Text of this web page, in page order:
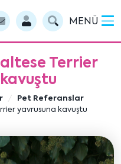
MENÜ
Terrier
Pet Referanslar
yavrusuna kavuştu